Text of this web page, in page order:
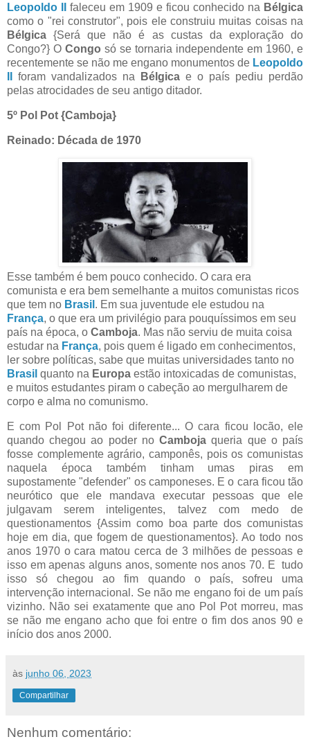
Leopoldo II
faleceu em 1909 e ficou conhecido na Bélgica
como o "rei construtor", pois ele construiu muitas coisas na
Bélgica {Será que não é as custas da exploração do
Congo?} O Congo só se tornaria independente em 1960, e
recentemente se não me engano monumentos de Leopoldo
foram vandalizados na Bélgica e o país pediu perdão
pelas atrocidades de seu antigo ditador.
5º Pol Pot {Camboja}
Reinado: Década de 1970
Esse também é bem pouco conhecido. O cara era
comunista e era bem semelhante a muitos comunistas ricos
que tem no Brasil . Em sua juventude ele estudou na
França, o que era um privilégio para pouquíssimos em seu
país na época, o Camboja. Mas não serviu de muita coisa
estudar na França, pois quem é ligado em conhecimentos,
ler sobre políticas, sabe que muitas universidades tanto no
Brasil quanto na Europa estão intoxicadas de comunistas,
e muitos estudantes piram o cabeção ao mergulharem de
corpo e alma no comunismo.
E com Pol Pot não foi diferente... O cara ficou locão, ele
quando chegou ao poder noCamboja queria que o país
fosse complemente agrário, camponês, pois os comunistas
naquela época também tinham umas piras em
supostamente "defender" os camponeses. E o cara ficou tão
neurótico que ele mandava executar pessoas que ele
julgavam serem inteligentes, talvez com medo de
questionamentos {Assim como boa parte dos comunistas
hoje em dia, que fogem de questionamentos}. Ao todo nos
anos 1970 o cara matou cerca de 3 milhões de pessoas e
isso em apenas alguns anos, somente nos anos 70. E tudo
isso só chegou ao fim quando o país, sofreu uma
intervenção internacional. Se não me engano foi de um país
vizinho. Não sei exatamente que ano Pol Pot morreu, mas
se não me engano acho que foi entre o fim dos anos 90 e
início dos anos 2000.
às junho 06, 2023
Compartilhar
Nenhum comentário: